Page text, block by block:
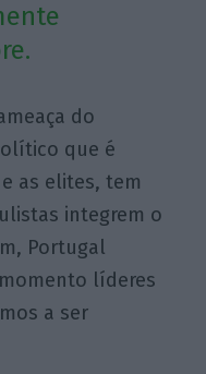
do
que é
as elites, tem
integrem o
Portugal
líderes
a ser